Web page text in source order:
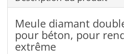
Meule diamant
pour béton, pour
extrême